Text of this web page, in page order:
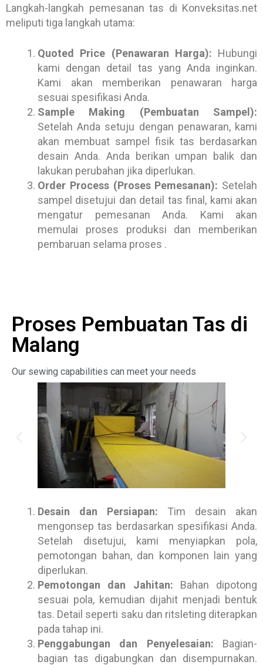
Langkah-langkah pemesanan tas di Konveksitas.net
meliputi tiga langkah utama:
Quoted Price (Penawaran Harga): Hubungi
kami dengan detail tas yang Anda inginkan.
Kami akan memberikan penawaran harga
sesuai spesifikasi Anda.
Sample Making (Pembuatan Sampel):
Setelah Anda setuju dengan penawaran, kami
akan membuat sampel fisik tas berdasarkan
desain Anda. Anda berikan umpan balik dan
lakukan perubahan jika diperlukan.
Order Process (Proses Pemesanan): Setelah
sampel disetujui dan detail tas final, kami akan
mengatur pemesanan Anda. Kami akan
memulai proses produksi dan memberikan
pembaruan selama proses .
Proses Pembuatan Tas di
Malang
Our sewing capabilities can meet your needs
Desain dan Persiapan: Tim desain akan
mengonsep tas berdasarkan spesifikasi Anda.
Setelah disetujui, kami menyiapkan pola,
pemotongan bahan, dan komponen lain yang
diperlukan.
Pemotongan dan Jahitan: Bahan dipotong
sesuai pola, kemudian dijahit menjadi bentuk
tas. Detail seperti saku dan ritsleting diterapkan
pada tahap ini.
Penggabungan dan Penyelesaian: Bagian-
bagian tas digabungkan dan disempurnakan.